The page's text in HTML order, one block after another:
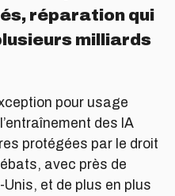
réparation qui
milliards
pour usage
des IA
protégées par le droit
avec près de
et de plus en plus